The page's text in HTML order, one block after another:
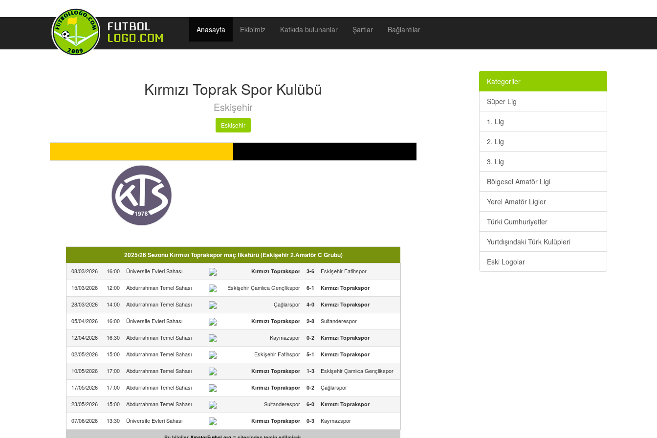
Anasayfa Ekibimiz Katkıda bulunanlar Şartlar Bağlantılar
Kırmızı Toprak Spor Kulübü
Eskişehir
Eskişehir
2025/26 Sezonu Kırmızı Toprakspor maç fikstürü (Eskişehir 2.Amatör C Grubu)
08/03/2026 16:00 Üniversite Evleri Sahası Kırmızı Toprakspor 3-6 Eskişehir Fatihspor
15/03/2026 12:00 Abdurrahman Temel Sahası Eskişehir Çamlıca Gençlikspor 6-1 Kırmızı Toprakspor
28/03/2026 14:00 Abdurrahman Temel Sahası Çağlarspor 4-0 Kırmızı Toprakspor
05/04/2026 16:00 Üniversite Evleri Sahası Kırmızı Toprakspor 2-8 Sultanderespor
12/04/2026 16:30 Abdurrahman Temel Sahası Kaymazspor 0-2 Kırmızı Toprakspor
02/05/2026 15:00 Abdurrahman Temel Sahası Eskişehir Fatihspor 5-1 Kırmızı Toprakspor
10/05/2026 17:00 Abdurrahman Temel Sahası Kırmızı Toprakspor 1-3 Eskişehir Çamlıca Gençlikspor
17/05/2026 17:00 Abdurrahman Temel Sahası Kırmızı Toprakspor 0-2 Çağlarspor
23/05/2026 15:00 Abdurrahman Temel Sahası Sultanderespor 6-0 Kırmızı Toprakspor
07/06/2026 13:30 Üniversite Evleri Sahası Kırmızı Toprakspor 0-3 Kaymazspor
Kategoriler
Süper Lig
1. Lig
2. Lig
3. Lig
Bölgesel Amatör Ligi
Yerel Amatör Ligler
Türki Cumhuriyetler
Yurtdışındaki Türk Kulüpleri
Eski Logolar